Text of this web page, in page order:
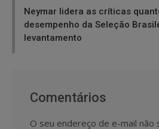
Neymar lidera as críticas
desempenho da Seleção
levantamento
Comentários
O seu endereço de e-mail não